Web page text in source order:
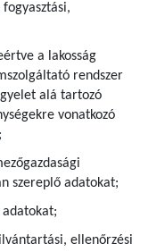
a lakosság
rendszer
alá tartozó
vonatkozó
szereplő adatokat;
ellenőrzési